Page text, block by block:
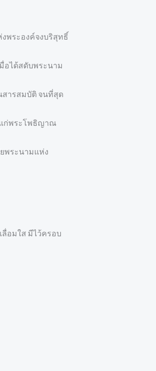
พระองค์จงบริสุทธิ์
อได้สดับพระนาม
สารสมบัติ จนที่สุด
แก่พระโพธิญาณ
พระนามแห่ง
ลื่อมใส มีไว้ครอบ